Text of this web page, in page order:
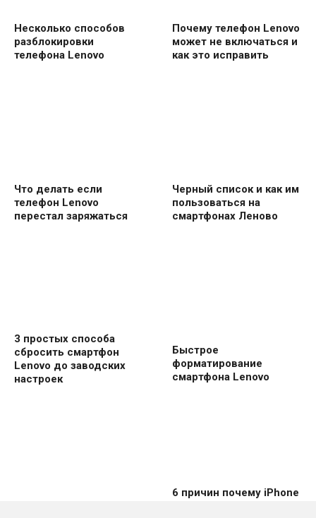
Несколько способов
разблокировки
телефона Lenovo
Почему телефон Lenovo
может не включаться и
как это исправить
Что делать если
телефон Lenovo
перестал заряжаться
Черный список и как им
пользоваться на
смартфонах Леново
3 простых способа
сбросить смартфон
Lenovo до заводских
настроек
Быстрое
форматирование
смартфона Lenovo
6 причин почему iPhone